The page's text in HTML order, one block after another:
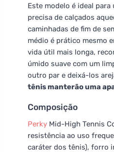
Este modelo é ideal
precisa de calçados
caminhadas de fim de
médio é prático mesmo
vida útil mais longa,
úmido suave com um
outro par e deixá-los
tênis manterão uma
Composição
Perky Mid-High Tennis
resistência ao uso
caráter dos tênis), forro